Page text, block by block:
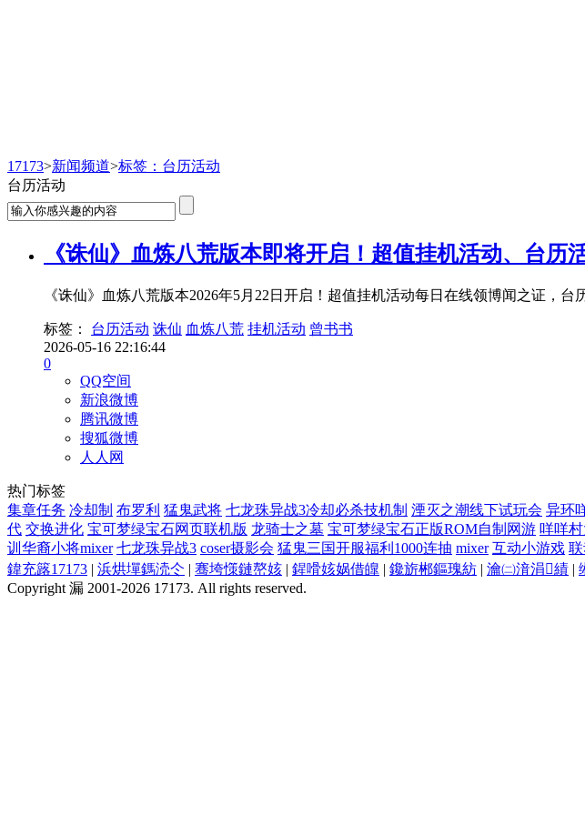
17173>新闻频道>标签：台历活动
台历活动
《诛仙》血炼八荒版本即将开启！超值挂机活动、台历
《诛仙》血炼八荒版本2026年5月22日开启！超值挂机活动每日在线领博闻之证，
标签： 台历活动 诛仙 血炼八荒 挂机活动 曾书书
2026-05-16 22:16:44
0
QQ空间
新浪微博
腾讯微博
搜狐微博
人人网
热门标签
集章任务 冷却制 布罗利 猛鬼武将 七龙珠异战3冷却必杀技机制 湮灭之潮线下试玩会 异环
代 交换进化 宝可梦绿宝石网页联机版 龙骑士之墓 宝可梦绿宝石正版ROM自制网游 咩咩
训华裔小将mixer 七龙珠异战3 coser摄影会 猛鬼三国开服福利1000连抽 mixer 互动小游戏
鍏充簬17173 | 浜烘墠鎷涜仒 | 骞垮憡鏈嶅姟 | 鍟嗗姟娲借皥 | 鑱旂郴鏂瑰紡 | 瀹㈡湇涓績 |
Copyright 漏 2001-2026 17173. All rights reserved.